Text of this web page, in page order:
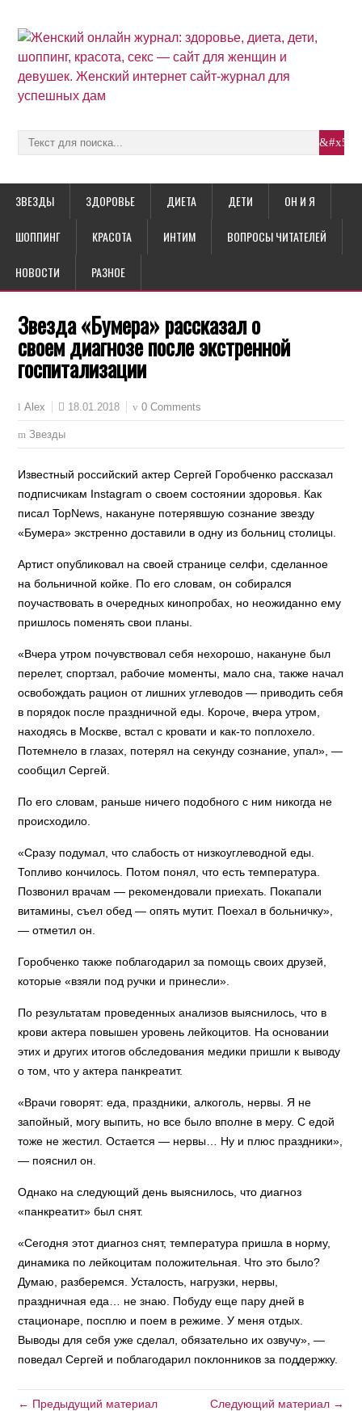
ЗВЕЗДЫ ЗДОРОВЬЕ ДИЕТА ДЕТИ ОН И Я
ШОППИНГ КРАСОТА ИНТИМ ВОПРОСЫ ЧИТАТЕЛЕЙ
НОВОСТИ РАЗНОЕ
Звезда «Бумера» рассказал о
своем диагнозе после экстренной
госпитализации
Alex 18.01.2018 0 Comments
Звезды
Известный российский актер Сергей Горобченко рассказал
подписчикам Instagram о своем состоянии здоровья. Как
писал TopNews, накануне потерявшую сознание звезду
«Бумера» экстренно доставили в одну из больниц столицы.
Артист опубликовал на своей странице селфи, сделанное
на больничной койке. По его словам, он собирался
поучаствовать в очередных кинопробах, но неожиданно ему
пришлось поменять свои планы.
«Вчера утром почувствовал себя нехорошо, накануне был
перелет, спортзал, рабочие моменты, мало сна, также начал
освобождать рацион от лишних углеводов — приводить себя
в порядок после праздничной еды. Короче, вчера утром,
находясь в Москве, встал с кровати и как-то поплохело.
Потемнело в глазах, потерял на секунду сознание, упал», —
сообщил Сергей.
По его словам, раньше ничего подобного с ним никогда не
происходило.
«Сразу подумал, что слабость от низкоуглеводной еды.
Топливо кончилось. Потом понял, что есть температура.
Позвонил врачам — рекомендовали приехать. Покапали
витамины, съел обед — опять мутит. Поехал в больничку»,
— отметил он.
Горобченко также поблагодарил за помощь своих друзей,
которые «взяли под ручки и принесли».
По результатам проведенных анализов выяснилось, что в
крови актера повышен уровень лейкоцитов. На основании
этих и других итогов обследования медики пришли к выводу
о том, что у актера панкреатит.
«Врачи говорят: еда, праздники, алкоголь, нервы. Я не
запойный, могу выпить, но все было вполне в меру. С едой
тоже не жестил. Остается — нервы… Ну и плюс праздники»,
— пояснил он.
Однако на следующий день выяснилось, что диагноз
«панкреатит» был снят.
«Сегодня этот диагноз снят, температура пришла в норму,
динамика по лейкоцитам положительная. Что это было?
Думаю, разберемся. Усталость, нагрузки, нервы,
праздничная еда… не знаю. Побуду еще пару дней в
стационаре, посплю и поем в режиме. У меня отдых.
Выводы для себя уже сделал, обязательно их озвучу», —
поведал Сергей и поблагодарил поклонников за поддержку.
← Предыдущий материал Следующий материал →